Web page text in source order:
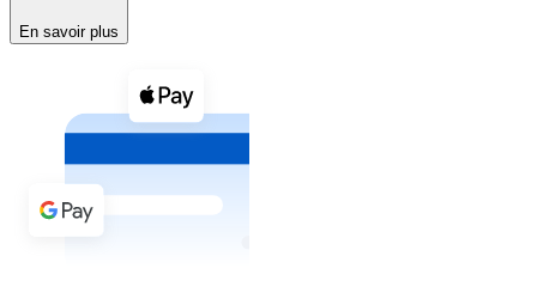
Coupons crypto
Acheter avec espèces
Virement SEPA
Ajoutez des fonds à votre compte Bitnovo ou
En savoir plus